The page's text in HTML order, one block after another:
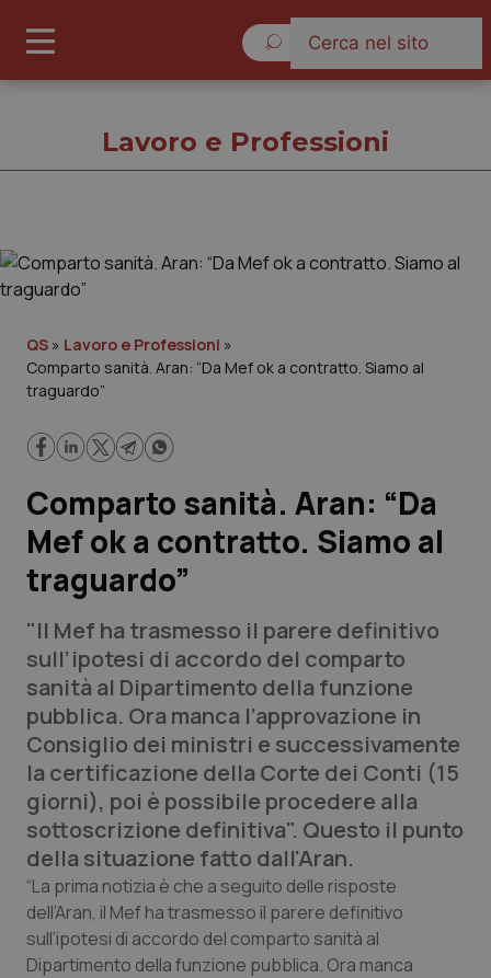
Governo e Parlamento
Regioni e Asl
Lavoro e Professioni
Scienza e Farmaci
Studi e Analisi
Lettere al direttore
Edizioni Regionali
QS Pro
Professionisti Sanitari.AI
Abruzzo
Basilicata
QS Pro Gold
Artrite & artrosi
QS Club Newsletter
Lavoro e Professioni
QS » Lavoro e Professioni »
Comparto sanità. Aran: “Da Mef ok a contratto. Siamo al
traguardo”
Comparto sanità. Aran: “Da
Mef ok a contratto. Siamo al
traguardo”
"Il Mef ha trasmesso il parere definitivo
sull’ipotesi di accordo del comparto
sanità al Dipartimento della funzione
pubblica. Ora manca l’approvazione in
Consiglio dei ministri e successivamente
la certificazione della Corte dei Conti (15
giorni), poi è possibile procedere alla
sottoscrizione definitiva". Questo il punto
della situazione fatto dall'Aran.
“La prima notizia è che a seguito delle risposte
dell’Aran, il Mef ha trasmesso il parere definitivo
sull’ipotesi di accordo del comparto sanità al
Dipartimento della funzione pubblica. Ora manca